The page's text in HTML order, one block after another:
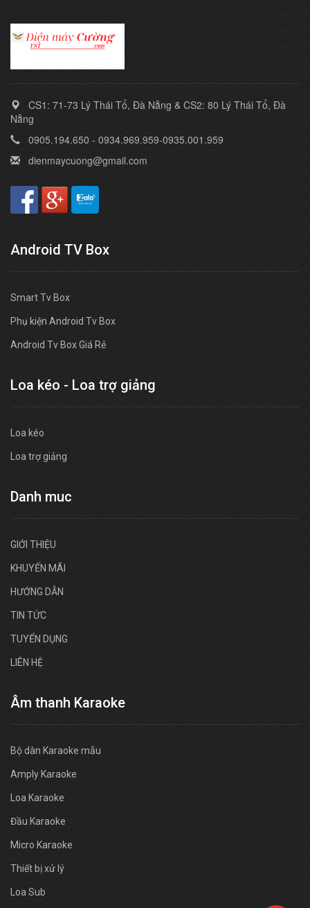
CS1: 71-73 Lý Thái Tổ, Đà Nẵng & CS2: 80 Lý Thái Tổ, Đà
Nẵng
0905.194.650 - 0934.969.959-0935.001.959
dienmaycuong@gmail.com
Android TV Box
Smart Tv Box
Phụ kiện Android Tv Box
Android Tv Box Giá Rẻ
Loa kéo - Loa trợ giảng
Loa kéo
Loa trợ giảng
Danh muc
GIỚI THIỆU
KHUYẾN MÃI
HƯỚNG DẪN
TIN TỨC
TUYỂN DỤNG
LIÊN HỆ
Âm thanh Karaoke
Bộ dàn Karaoke mẫu
Amply Karaoke
Loa Karaoke
Đầu Karaoke
Micro Karaoke
Thiết bị xử lý
Loa Sub